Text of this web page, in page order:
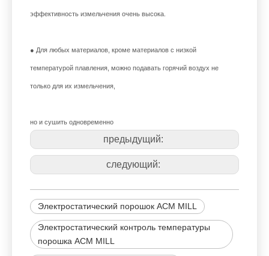
эффективность измельчения очень высока.
● Для любых материалов, кроме материалов с низкой
температурой плавления, можно подавать горячий воздух не
только для их измельчения,
но и сушить одновременно
предыдущий:
следующий:
Электростатический порошок ACM MILL
Электростатический контроль температуры
порошка ACM MILL